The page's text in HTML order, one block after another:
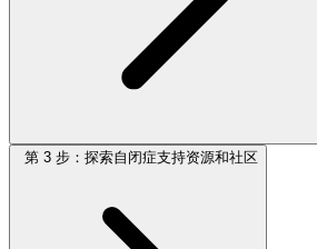
第 3 步：探索自闭症支持资源和社区